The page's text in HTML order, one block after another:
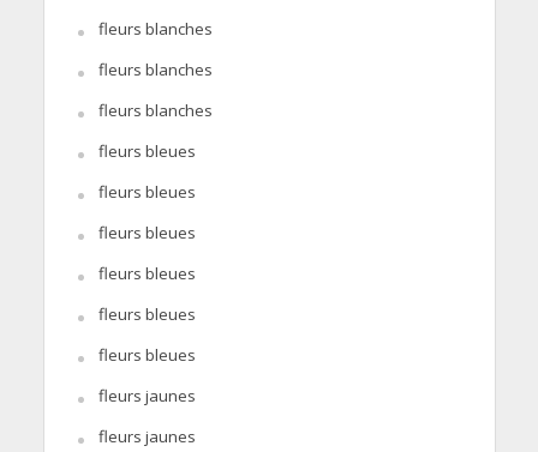
fleurs blanches
fleurs blanches
fleurs blanches
fleurs bleues
fleurs bleues
fleurs bleues
fleurs bleues
fleurs bleues
fleurs bleues
fleurs jaunes
fleurs jaunes